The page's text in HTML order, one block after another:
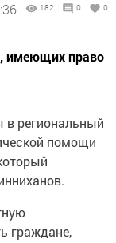
182 0 0
имеющих право
в региональный
помощи
граждане,